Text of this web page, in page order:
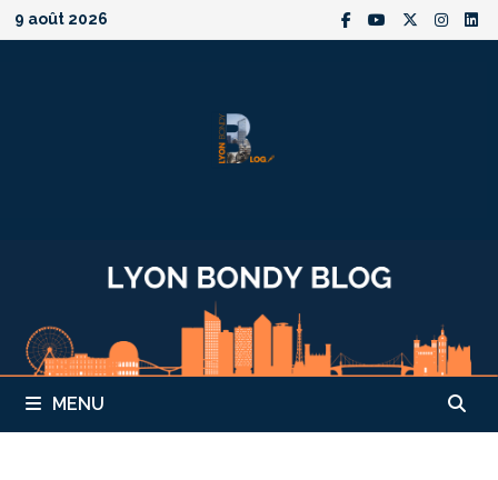
Passer
au
9 août 2026
MENU